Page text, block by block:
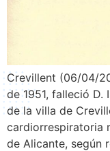
Crevillent (06/04/
de 1951, falleció D.
de la villa de
cardiorrespiratoria
de Alicante, según